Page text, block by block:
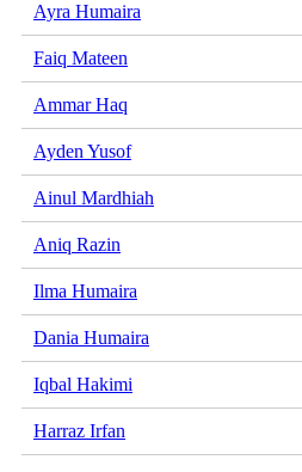
Ayra Humaira
Faiq Mateen
Ammar Haq
Ayden Yusof
Ainul Mardhiah
Aniq Razin
Ilma Humaira
Dania Humaira
Iqbal Hakimi
Harraz Irfan